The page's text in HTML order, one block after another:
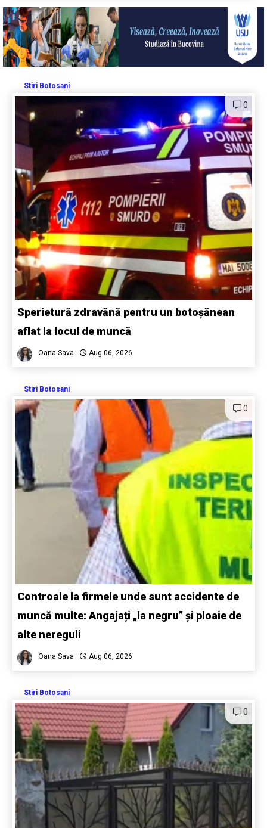
Stiri Botosani
0
Sperietură zdravănă pentru un botoșănean
aflat la locul de muncă
Oana Sava Aug 06, 2026
Stiri Botosani
0
Controale la firmele unde sunt accidente de
muncă multe: Angajați „la negru” și ploaie de
alte nereguli
Oana Sava Aug 06, 2026
Stiri Botosani
0